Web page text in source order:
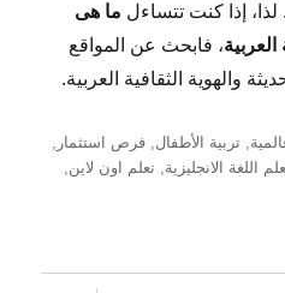
إذا كنت تتساءل ما هى
، فابحث عن المواقع
والهوية الثقافية العربية.
,تربية الأطفال,فرص استثمار ,
اللغة الانجليزية,تعلم اون لاين,